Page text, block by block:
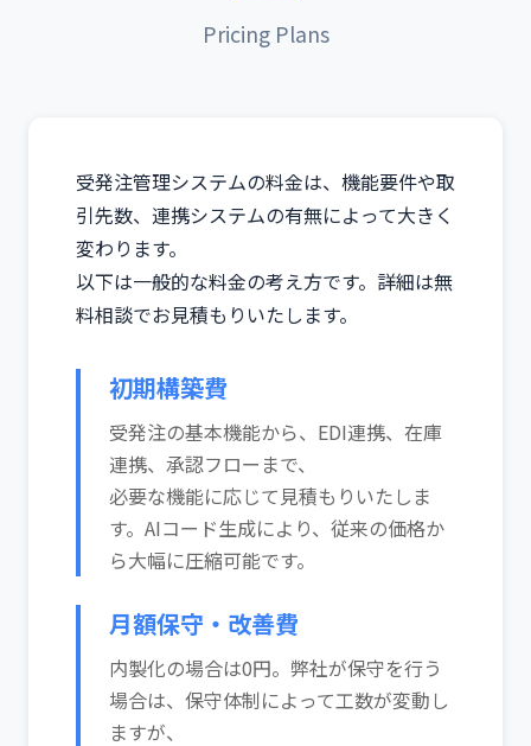
Pricing Plans
受発注管理システムの料金は、機能要件や取
引先数、連携システムの有無によって大きく
変わります。
以下は一般的な料金の考え方です。詳細は無
料相談でお見積もりいたします。
初期構築費
受発注の基本機能から、EDI連携、在庫
連携、承認フローまで、
必要な機能に応じて見積もりいたしま
す。AIコード生成により、従来の価格か
ら大幅に圧縮可能です。
月額保守・改善費
内製化の場合は0円。弊社が保守を行う
場合は、保守体制によって工数が変動し
ますが、